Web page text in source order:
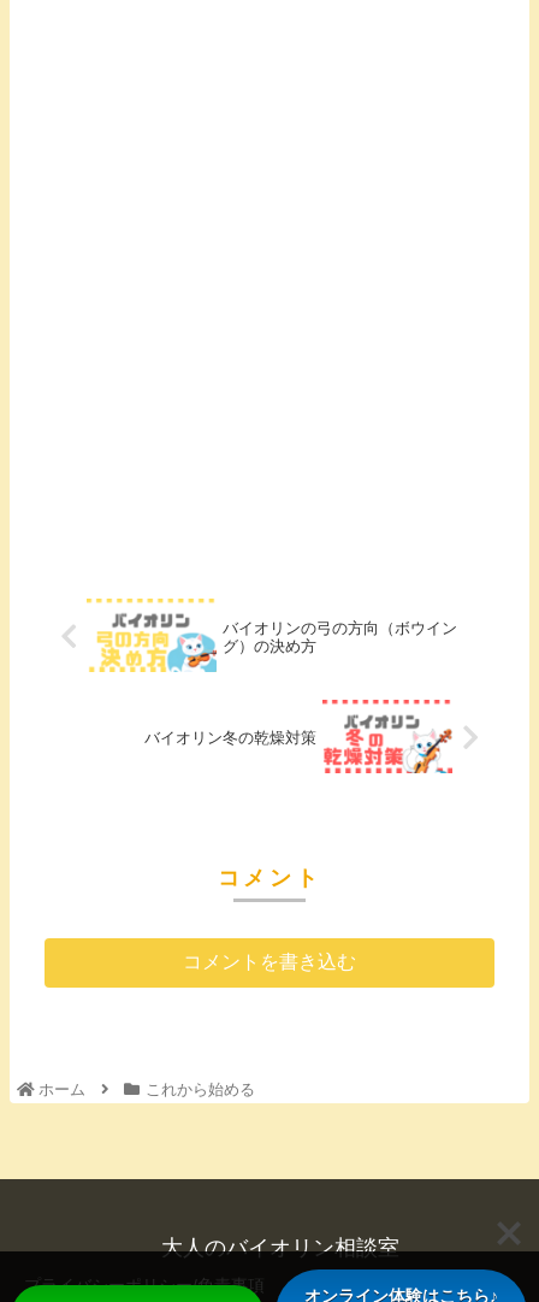
バイオリンの弓の方向（ボウイン
グ）の決め方
バイオリン冬の乾燥対策
コメント
コメントを書き込む
ホーム これから始める
大人のバイオリン相談室
プライバシーポリシー/免責事項 お問い合わせ
オンライン体験はこちら♪